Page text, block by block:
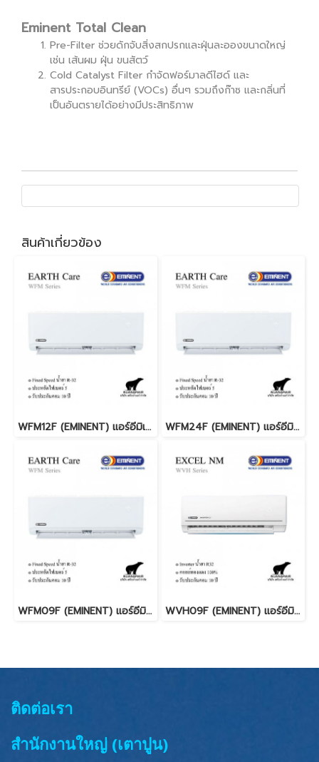
Eminent Total Clean
Pre-Filter ช่วยดักจับสิ่งสกปรกและฝุ่นละอองขนาดใหญ่
เช่น เส้นผม ฝุ่น ขนสัตว์
Cold Catalyst Filter กำจัดฟอร์มาลดีไฮด์ และ
สารประกอบอินทรีย์ (VOCs) อื่นๆ รวมถึงก๊าซ และกลิ่นที่
เป็นอันตรายได้อย่างมีประสิทธิภาพ
สินค้าเกี่ยวข้อง
WFM12F (EMINENT) แอร์อีมิเน้นท์ R32 Fixed Speed 13,000 BTU. พร้อมบริการติดตั้ง WFM24F (EMINENT) แอร์อีมิเน้นท์ R32 Fixed Speed 25,300 BTU. พร้อมบริการติดตั้ง
WFM09F (EMINENT) แอร์อีมิเน้นท์ R32 Fixed Speed 9,200 BTU. พร้อมบริการติดตั้ง WVH09F (EMINENT) แอร์อีมิเน้นท์ INVERTER R32 9,200 BTU. พร้อมบริการติดตั้ง
ติดต่อเรา
สำนักงานใหญ่ (เตาปูน)